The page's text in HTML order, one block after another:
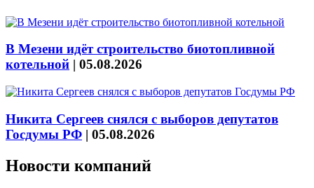
В Мезени идёт строительство биотопливной
котельной | 05.08.2026
Никита Сергеев снялся с выборов депутатов
Госдумы РФ | 05.08.2026
Новости компаний